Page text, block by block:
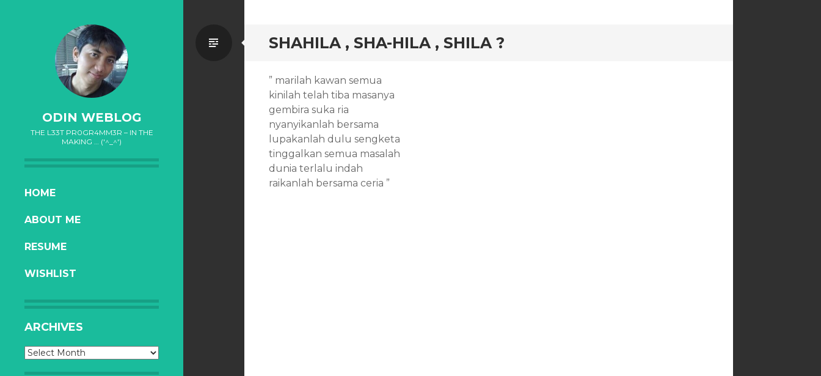
ODIN WEBLOG
THE L33T PR0GR4MM3R – IN THE
MAKING … ('^_^')
SKIP
CONTENT
HOME
ABOUT ME
RESUME
WISHLIST
ARCHIVES
Archives
SHAHILA , SHA-HILA , SHILA ?
Standard
” marilah kawan semua
kinilah telah tiba masanya
gembira suka ria
nyanyikanlah bersama
lupakanlah dulu sengketa
tinggalkan semua masalah
dunia terlalu indah
raikanlah bersama ceria ”